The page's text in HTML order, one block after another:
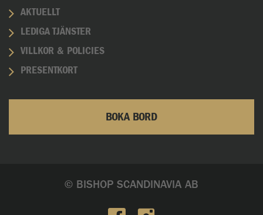
AKTUELLT
LEDIGA TJÄNSTER
VILLKOR & POLICIES
PRESENTKORT
BOKA BORD
© BISHOP SCANDINAVIA AB